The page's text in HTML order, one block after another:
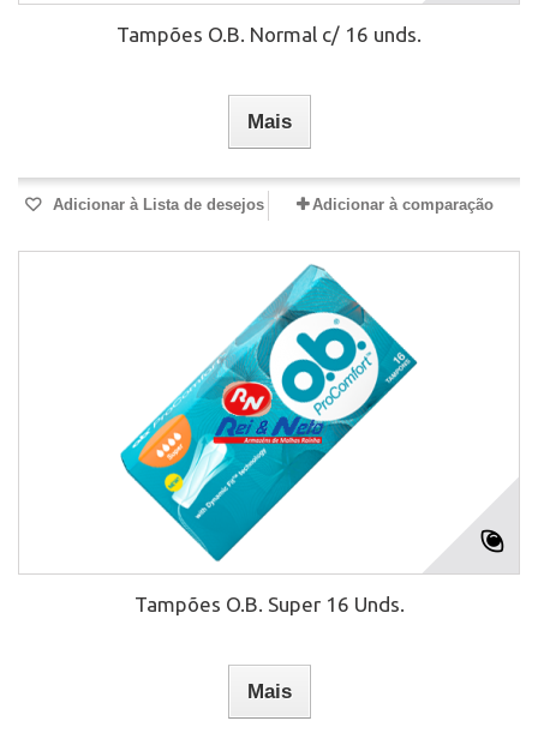
Tampões O.B. Normal c/ 16 unds.
Mais
Adicionar à Lista de desejos Adicionar à comparação
Tampões O.B. Super 16 Unds.
Mais